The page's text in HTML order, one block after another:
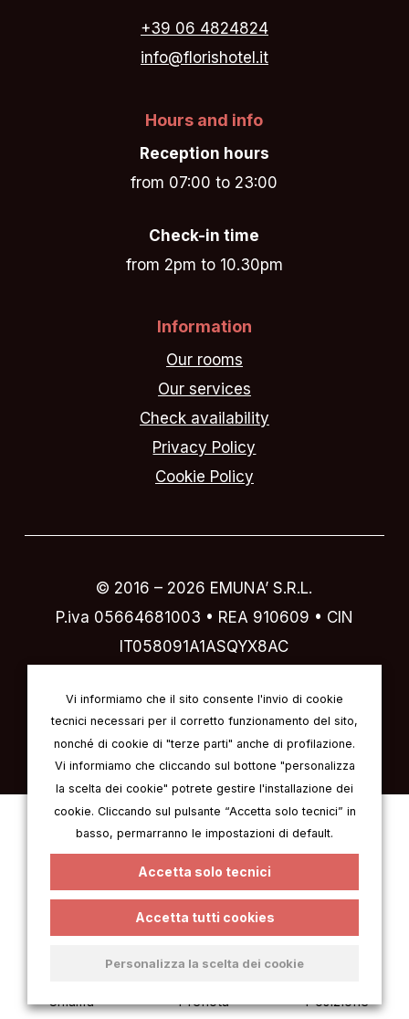
+39 06 4824824
info@florishotel.it
Hours and info
Reception hours
from 07:00 to 23:00
Check-in time
from 2pm to 10.30pm
Information
Our rooms
Our services
Check availability
Privacy Policy
Cookie Policy
© 2016 – 2026 EMUNA’ S.R.L.
P.iva 05664681003 • REA 910609 • CIN
IT058091A1ASQYX8AC
Vi informiamo che il sito consente l'invio di cookie
tecnici necessari per il corretto funzionamento del sito,
nonché di cookie di "terze parti" anche di profilazione.
Vi informiamo che cliccando sul bottone "personalizza
la scelta dei cookie" potrete gestire l'installazione dei
cookie. Cliccando sul pulsante “Accetta solo tecnici” in
basso, permarranno le impostazioni di default.
Accetta solo tecnici
Accetta tutti cookies
Personalizza la scelta dei cookie
Chiama Prenota Posizione
Italian English German
French